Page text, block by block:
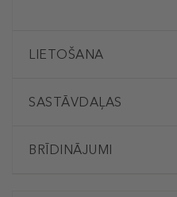
LIETOŠANA
SASTĀVDAĻAS
BRĪDINĀJUMI